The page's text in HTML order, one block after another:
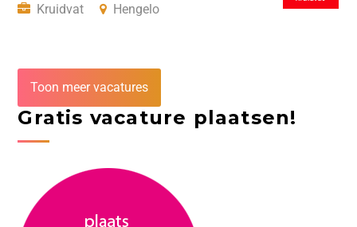
Kruidvat
Hengelo
Toon meer vacatures
Gratis vacature plaatsen!